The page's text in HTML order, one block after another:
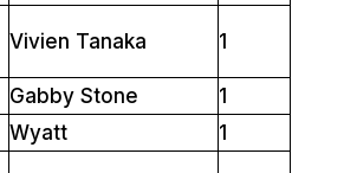
Vivien Tanaka 1
Gabby Stone
1
Wyatt
1